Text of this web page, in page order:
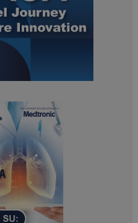
.www.dailyhealthindustry.it
PHP.net
www.dailyhealthindustry.it